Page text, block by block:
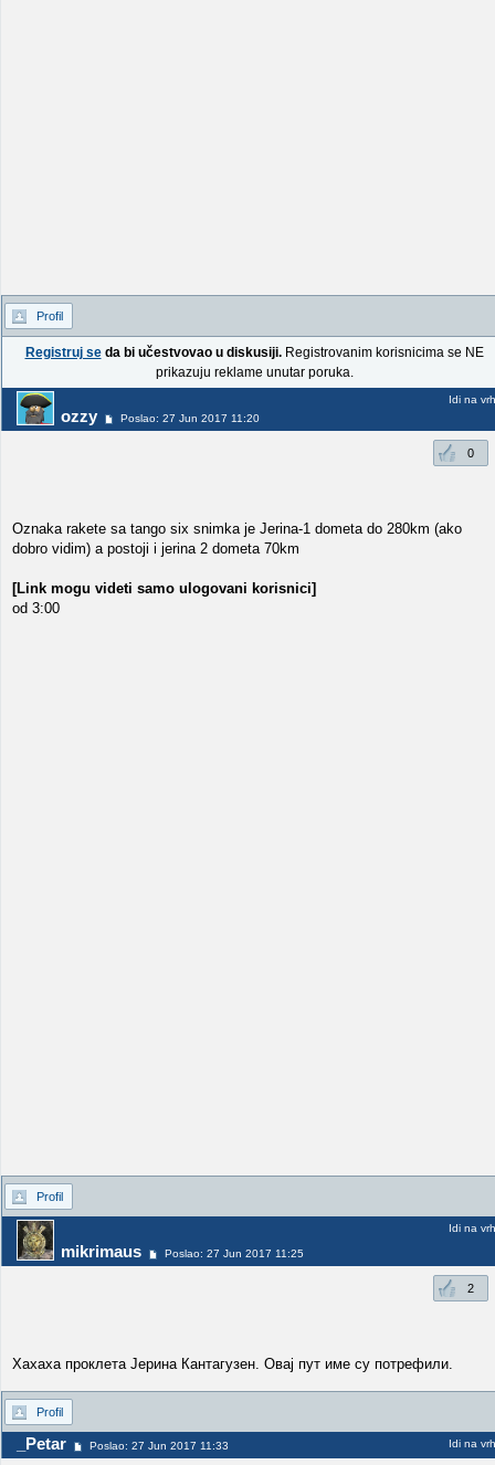
Profil
Registruj seda bi učestvovao u diskusiji.Registrovanim korisnicima se NE
prikazuju reklame unutar poruka.
ozzy Poslao: 27 Jun 2017 11:20
Idi na vrh
0
Oznaka rakete sa tango six snimka je Jerina-1 dometa do 280km (ako
dobro vidim) a postoji i jerina 2 dometa 70km
[Link mogu videti samo ulogovani korisnici]
od 3:00
Profil
mikrimaus Poslao: 27 Jun 2017 11:25
Idi na vrh
2
Хахаха проклета Јерина Кантагузен. Овај пут име су потрефили.
Profil
_Petar Poslao: 27 Jun 2017 11:33 Idi na vrh